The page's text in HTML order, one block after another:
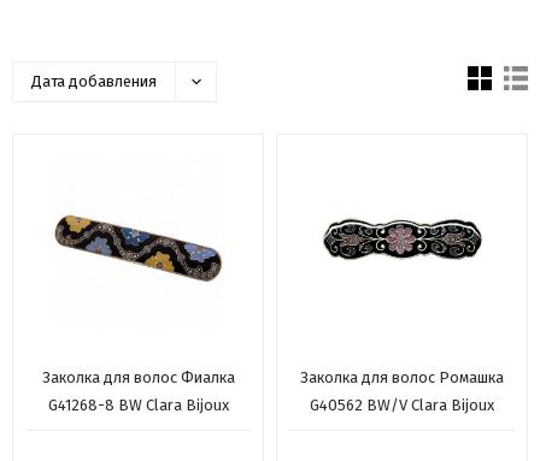
Дата добавления
Заколка для волос Фиалка
G41268-8 BW Clara Bijoux
Заколка для волос Ромашка
G40562 BW/V Clara Bijoux